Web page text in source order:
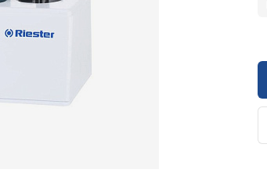
Камертоны и наборы
Наборы камертонов
Медицинские светильники
Запасные части к медицинским светильникам
Медицинские осветители